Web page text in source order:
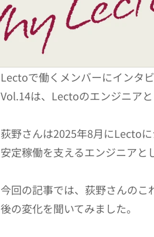
Lectoで働くメンバーにインタ
Vol.14は、Lectoのエンジニアと
荻野さんは2025年8月にLecto
安定稼働を支えるエンジニアと
今回の記事では、荻野さんの
後の変化を聞いてみました。